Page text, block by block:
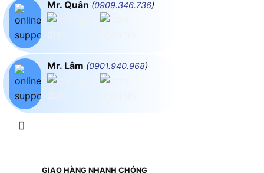
Mr. Quân (0909.346.736)
Mr. Lâm (0901.940.968)
GIAO HÀNG NHANH CHÓNG